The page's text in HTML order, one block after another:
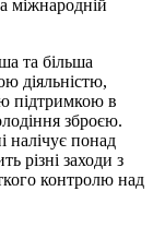
міжнародній
та більша
діяльністю,
підтримкою в
зброєю.
налічує понад
різні заходи з
контролю над